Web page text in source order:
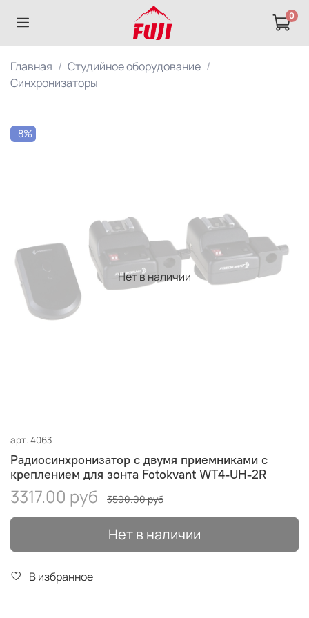
0
Главная
Студийное оборудование
Синхронизаторы
Нет в наличии
-8%
арт.4063
Радиосинхронизатор c двумя приемниками с
креплением для зонта Fotokvant WT4-UH-2R
3317.00 руб 3590.00 руб
Нет в наличии
В избранное